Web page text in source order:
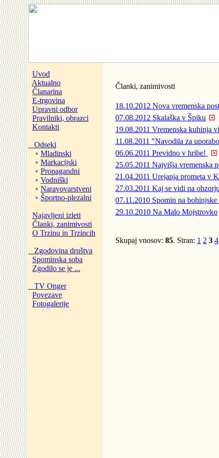
Uvod
Aktualno
Članarina
E-trgovina
Upravni odbor
Pravilniki, obrazci
Kontakti
Odseki
Mladinski
Markacijski
Propagandni
Vodniški
Naravovarstveni
Športno-plezalni
Najavljeni izleti
Članki, zanimivosti
O Trzinu in Trzincih
Zgodovina društva
Spominska soba
Zgodilo se je ...
TV Onger
Povezave
Fotogalerije
Članki, zanimivosti
18.10.2012 Nova vremenska
07.08.2012 Skalaška v Špiku
19.08.2011 Vremenska kuhinja
11.08.2011 "Navodila za
06.06.2011 Previdno v hribe!
25.05.2011 Najvišja vremenska
21.04.2011 Urejanja prometa v
27.03.2011 Kaj se vidi na
07.11.2010 Spomin na
29.10.2010 Na Malo Mojstrovko
Skupaj vnosov: 85. Stran: 1 2 3 4